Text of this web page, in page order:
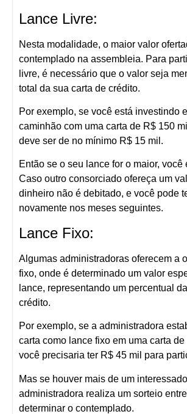
Lance Livre:
Nesta modalidade, o maior valor
contemplado na assembleia. Para
livre, é necessário que o valor seja
total da sua carta de crédito.
Por exemplo, se você está investindo
caminhão com uma carta de R$ 150
deve ser de no mínimo R$ 15 mil.
Então se o seu lance for o maior, você
Caso outro consorciado ofereça um
dinheiro não é debitado, e você pode
novamente nos meses seguintes.
Lance Fixo:
Algumas administradoras oferecem a
fixo, onde é determinado um valor
lance, representando um percentual
crédito.
Por exemplo, se a administradora
carta como lance fixo em uma carta
você precisaria ter R$ 45 mil para
Mas se houver mais de um
administradora realiza um sorteio
determinar o contemplado.